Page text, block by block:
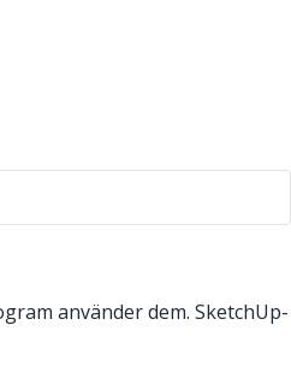
använder dem. SketchUp-